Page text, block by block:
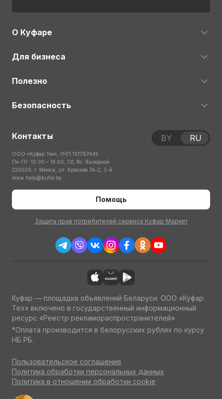
О Куфаре
Для бизнеса
Полезно
Безопасность
Контакты
ООО «Куфар Тех», УНП 191767445
Пн-Пт: 10:00 – 18:00; Сб, Вс: Выходной
220029, г. Минск, ул. Красная 7А-2, 3-й
этаж help@kufar.by
Помощь
Защита прав потребителей сервиса Куфар Маркет
BY RU
Куфар — площадка объявлений Беларуси. ООО «Куфар
Тех» включено в государственный информационный
ресурс «Реестр рекламораспространителей»
*Оплата производится в белорусских рублях по курсу
НБ РБ.
Пользовательское соглашение
Политика обработки персональных данных
Политика в отношении обработки cookie